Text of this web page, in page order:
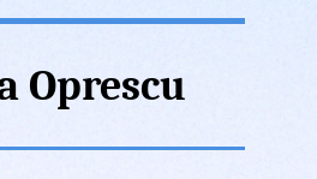
Oprescu